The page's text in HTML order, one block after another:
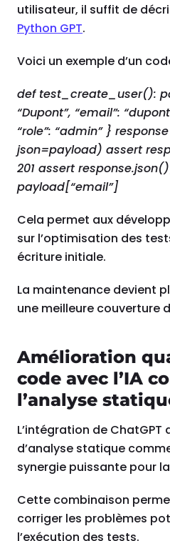
utilisateur, il suffit de
Python GPT.
Voici un exemple d’un
def test_create_user():
“Dupont”, “email”:
“role”: “admin” }
json=payload) assert
201 assert
payload[“email”]
Cela permet aux
sur l’optimisation des
écriture initiale.
La maintenance devient
une meilleure couverture
Amélioration
code avec l’IA
l’analyse
L’intégration de ChatGPT
d’analyse statique
synergie puissante pour
Cette combinaison
corriger les problèmes
l’exécution des tests.